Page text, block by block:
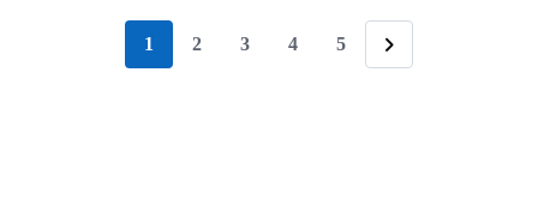
stránka
1 2 3 4 5
Následující